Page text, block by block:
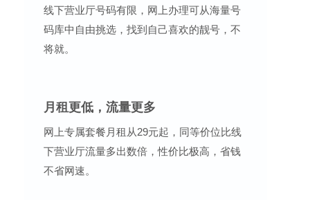
线下营业厅号码有限，网上办理可从海量号
码库中自由挑选，找到自己喜欢的靓号，不
将就。
月租更低，流量更多
网上专属套餐月租从29元起，同等价位比线
下营业厅流量多出数倍，性价比极高，省钱
不省网速。